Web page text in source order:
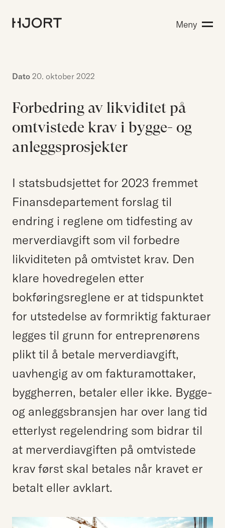
Menneskene
EN
NO
Kontakt oss
Søk etter:
Meny
Dato 20. oktober 2022
Forbedring av likviditet på
omtvistede krav i bygge- og
anleggsprosjekter
I statsbudsjettet for 2023 fremmet
Finansdepartement forslag til
endring i reglene om tidfesting av
merverdiavgift som vil forbedre
likviditeten på omtvistet krav. Den
klare hovedregelen etter
bokføringsreglene er at tidspunktet
for utstedelse av formriktig fakturaer
legges til grunn for entreprenørens
plikt til å betale merverdiavgift,
uavhengig av om fakturamottaker,
byggherren, betaler eller ikke. Bygge-
og anleggsbransjen har over lang tid
etterlyst regelendring som bidrar til
at merverdiavgiften på omtvistede
krav først skal betales når kravet er
betalt eller avklart.